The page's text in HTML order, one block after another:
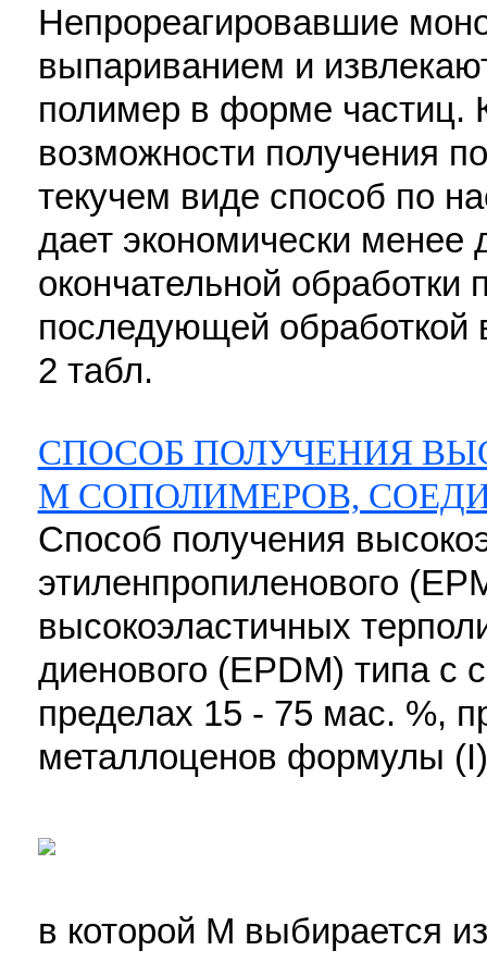
Непрореагировавшие
выпариванием и
полимер в форме частиц.
возможности получения
текучем виде способ по
дает экономически менее
окончательной
последующей
2 табл.
СПОСОБ ПОЛУЧЕНИЯ
М СОПОЛИМЕРОВ,
Способ получения
этиленпропиленового
высокоэластичных
диенового (EPDM) типа с
пределах 15 - 75 мас. %,
металлоценов формулы (I)
в которой М выбирается